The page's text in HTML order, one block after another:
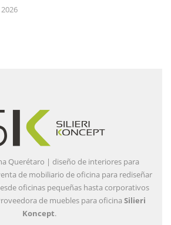
Querétaro | diseño de interiores para
de mobiliario de oficina para rediseñar
oficinas pequeñas hasta corporativos
de muebles para oficina Silieri
Koncept.